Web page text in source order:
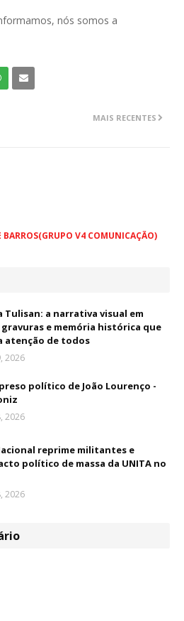
nós somos a
MAIS RECENTES
BARROS(GRUPO V4 COMUNICAÇÃO)
Tulisan: a narrativa visual em
e memória histórica que
atenção de todos
2026
político de João Lourenço -
2026
reprime militantes e
político de massa da UNITA no
2026